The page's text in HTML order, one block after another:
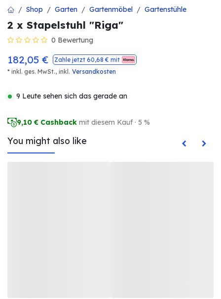
Shop Garten Gartenmöbel Gartenstühle
2 x Stapelstuhl "Riga"
0 Bewertung
182,05 € Zahle jetzt 60,68 € mit
* inkl. ges. MwSt., inkl. Versandkosten
9 Leute sehen sich das gerade an
9,10 € Cashback mit diesem Kauf · 5 %
You might also like